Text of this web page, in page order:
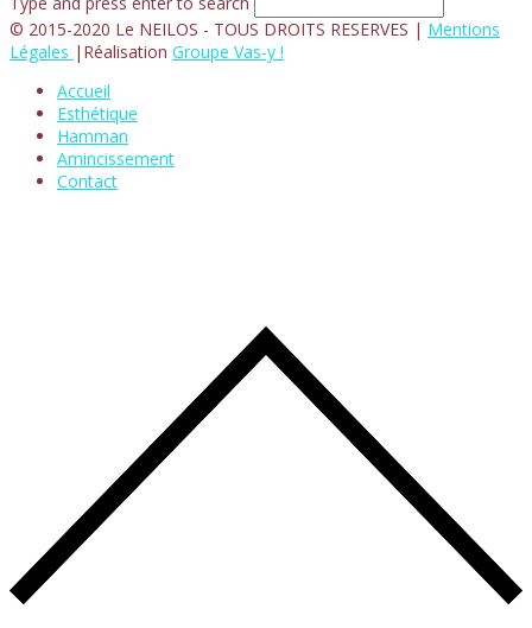
© 2015-2020 Le NEILOS - TOUS DROITS RESERVES | Mentions
Légales |Réalisation Groupe Vas-y !
Accueil
Esthétique
Hamman
Amincissement
Contact